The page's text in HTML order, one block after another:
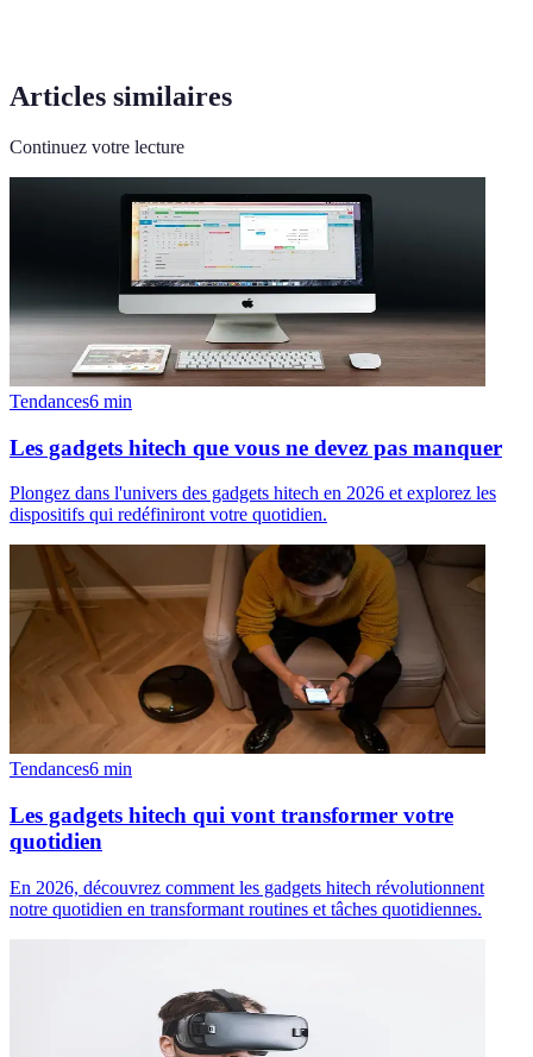
Articles similaires
Continuez votre lecture
Tendances6 min
Les gadgets hitech que vous ne devez pas manquer
Plongez dans l'univers des gadgets hitech en 2026 et explorez les
dispositifs qui redéfiniront votre quotidien.
Tendances6 min
Les gadgets hitech qui vont transformer votre
quotidien
En 2026, découvrez comment les gadgets hitech révolutionnent
notre quotidien en transformant routines et tâches quotidiennes.